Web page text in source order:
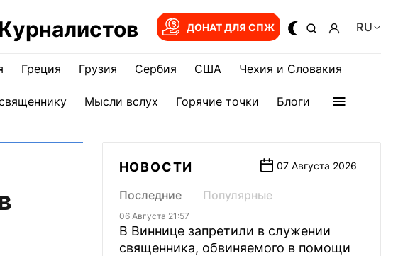
ДОНАТ ДЛЯ СПЖ RU
Греция Грузия Сербия США Чехия и Словакия
Мысли вслух Горячие точки Блоги
НОВОСТИ 07 Августа 2026
Последние Популярные
06 Августа 21:57
В Виннице запретили в служении
священника, обвиняемого в помощи